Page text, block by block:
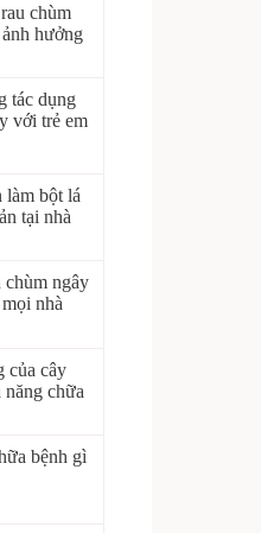
chùm
hưởng
tác dụng
với trẻ em
làm bột lá
tại nhà
chùm ngây
nhà
của cây
chữa
bệnh gì